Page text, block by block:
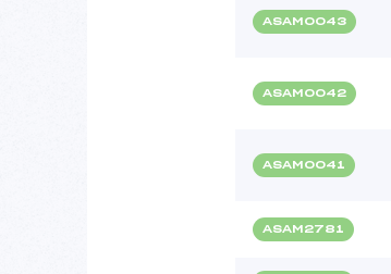
ASAM0043
ASAM0042
ASAM0041
ASAM2781